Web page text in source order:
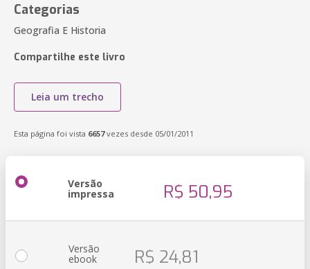
Categorias
Geografia E Historia
Compartilhe este livro
Leia um trecho
Esta página foi vista 6657vezes desde 05/01/2011
Versão
impressa R$ 50,95
Versão
ebook R$ 24,81